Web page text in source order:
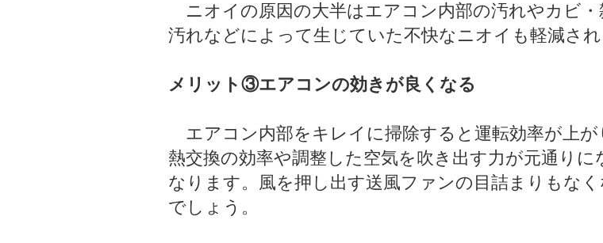
ニオイの原因の大半はエアコン内部の汚れやカビ・
汚れなどによって生じていた不快なニオイも軽減され
メリット③エアコンの効きが良くなる
エアコン内部をキレイに掃除すると運転効率が上が
熱交換の効率や調整した空気を吹き出す力が元通り
なります。風を押し出す送風ファンの目詰まりもな
でしょう。